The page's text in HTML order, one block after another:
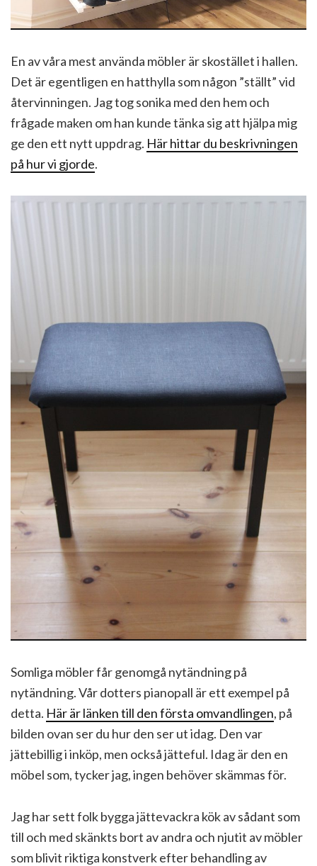
En av våra mest använda möbler är skostället i hallen.
Det är egentligen en hatthylla som någon ”ställt” vid
återvinningen. Jag tog sonika med den hem och
frågade maken om han kunde tänka sig att hjälpa mig
ge den ett nytt uppdrag. Här hittar du beskrivningen
på hur vi gjorde.
Somliga möbler får genomgå nytändning på
nytändning. Vår dotters pianopall är ett exempel på
detta. Här är länken till den första omvandlingen, på
bilden ovan ser du hur den ser ut idag. Den var
jättebillig i inköp, men också jätteful. Idag är den en
möbel som, tycker jag, ingen behöver skämmas för.
Jag har sett folk bygga jättevackra kök av sådant som
till och med skänkts bort av andra och njutit av möbler
som blivit riktiga konstverk efter behandling av